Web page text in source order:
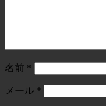
名前 *
メール *